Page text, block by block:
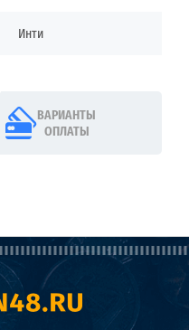
Инти
ВАРИАНТЫ
ОПЛАТЫ